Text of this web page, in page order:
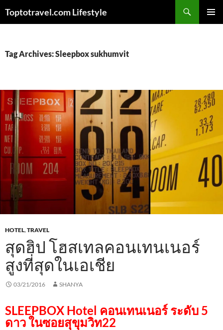
Toptotravel.com Lifestyle
Tag Archives: Sleepbox sukhumvit
HOTEL,TRAVEL
สุดฮิป โฮสเทลคอนเทนเนอร์
สูงที่สุดในเอเชีย
03/21/2016 SHANYA
SLEEPBOX Hotel คอนเทนเนอร์ ระดับ 5
ดาว ในซอยสุขุมวิท22